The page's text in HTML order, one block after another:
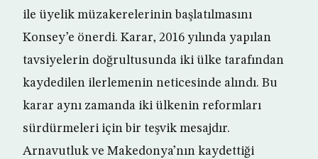
ile üyelik müzakerelerinin başlatılmasını
Konsey’e önerdi. Karar, 2016 yılında yapılan
tavsiyelerin doğrultusunda iki ülke tarafından
kaydedilen ilerlemenin neticesinde alındı. Bu
karar aynı zamanda iki ülkenin reformları
sürdürmeleri için bir teşvik mesajdır.
Arnavutluk ve Makedonya’nın kaydettiği